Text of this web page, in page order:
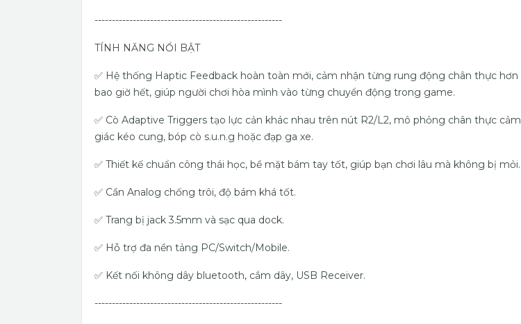
------------------------------------------------------
TÍNH NĂNG NỔI BẬT
✅ Hệ thống Haptic Feedback hoàn toàn mới, cảm nhận từng rung động chân thực hơn
bao giờ hết, giúp người chơi hòa mình vào từng chuyển động trong game.
✅ Cò Adaptive Triggers tạo lực cản khác nhau trên nút R2/L2, mô phỏng chân thực cảm
giác kéo cung, bóp cò s.u.n.g hoặc đạp ga xe.
✅ Thiết kế chuẩn công thái học, bề mặt bám tay tốt, giúp bạn chơi lâu mà không bị mỏi.
✅ Cần Analog chống trôi, độ bám khá tốt.
✅ Trang bị jack 3.5mm và sạc qua dock.
✅ Hỗ trợ đa nền tảng PC/Switch/Mobile.
✅ Kết nối không dây bluetooth, cắm dây, USB Receiver.
------------------------------------------------------